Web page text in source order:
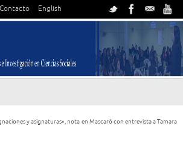
Contacto English
y asignaturas», nota en Mascaró con entrevista a Tamara